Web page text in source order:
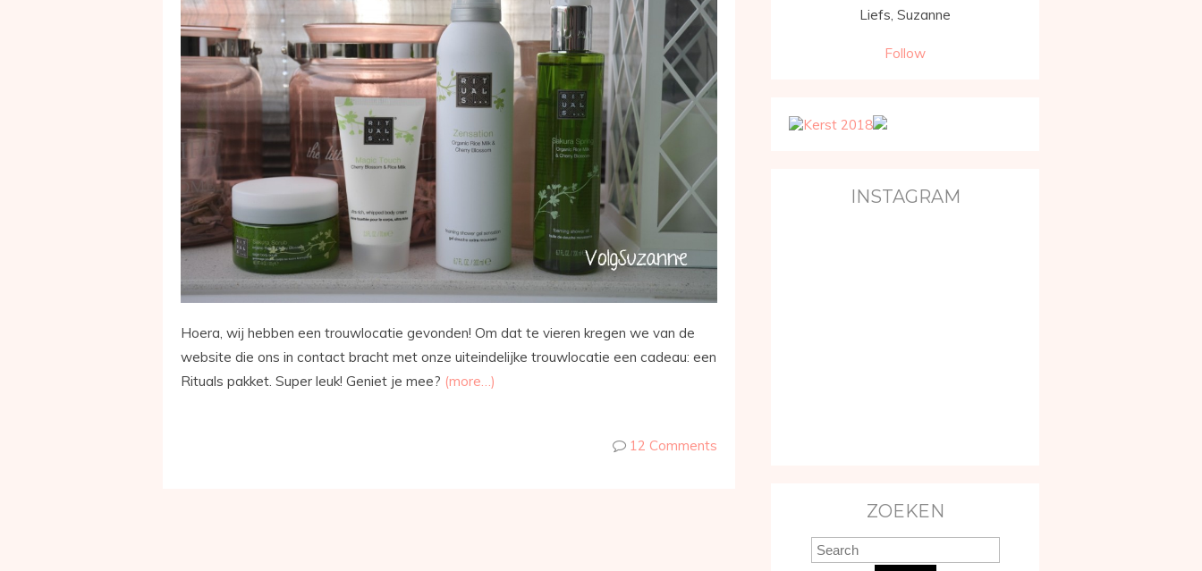
Hoera, wij hebben een trouwlocatie gevonden! Om dat te vieren kregen we van de
website die ons in contact bracht met onze uiteindelijke trouwlocatie een cadeau: een
Rituals pakket. Super leuk! Geniet je mee? (more…)
12 Comments
Liefs, Suzanne
Follow
INSTAGRAM
ZOEKEN